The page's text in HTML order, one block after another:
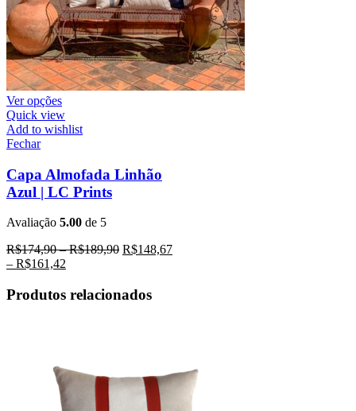
Ver opções
Quick view
Add to wishlist
Fechar
Capa Almofada Linhão
Azul | LC Prints
Avaliação 5.00 de 5
R$174,90–R$189,90 R$148,67
– R$161,42
Produtos relacionados